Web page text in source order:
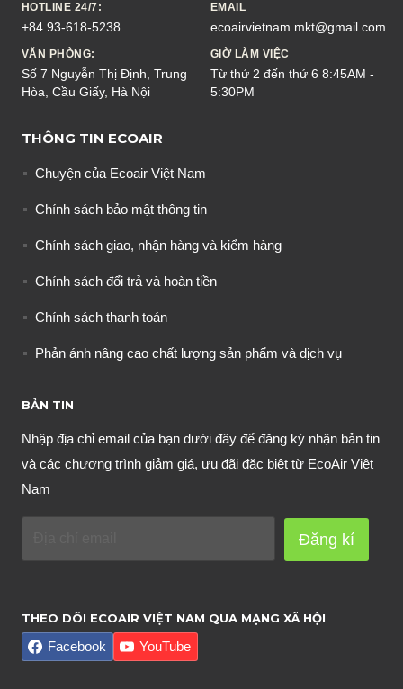
HOTLINE 24/7:
+84 93-618-5238
EMAIL
ecoairvietnam.mkt@gmail.com
VĂN PHÒNG:
Số 7 Nguyễn Thị Định, Trung
Hòa, Cầu Giấy, Hà Nội
GIỜ LÀM VIỆC
Từ thứ 2 đến thứ 6 8:45AM -
5:30PM
THÔNG TIN ECOAIR
Chuyện của Ecoair Việt Nam
Chính sách bảo mật thông tin
Chính sách giao, nhận hàng và kiểm hàng
Chính sách đổi trả và hoàn tiền
Chính sách thanh toán
Phản ánh nâng cao chất lượng sản phẩm và dịch vụ
BẢN TIN
Nhập địa chỉ email của bạn dưới đây để đăng ký nhận bản tin
và các chương trình giảm giá, ưu đãi đặc biệt từ EcoAir Việt
Nam
Đăng kí
THEO DÕI ECOAIR VIỆT NAM QUA MẠNG XÃ HỘI
Facebook YouTube